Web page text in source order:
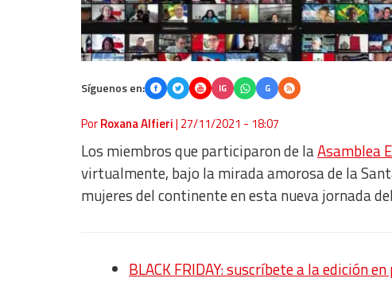
Síguenos en: IG G
PorRoxana Alfieri| 27/11/2021 - 18:07
Los miembros que participaron de laAsamblea
virtualmente, bajo la mirada amorosa de la
mujeres del continente en esta nueva jornada
BLACK FRIDAY: suscríbete a la edición